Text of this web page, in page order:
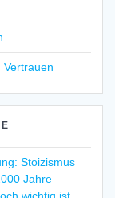
Vertrauen
Stoizismus
Jahre